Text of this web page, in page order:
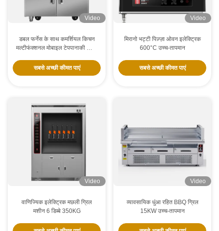
Video
डबल फर्नेस के साथ कमर्शियल किचन
मल्टीफंक्शनल मोबाइल टेपपानाकी ग्रिल
सबसे अच्छी कीमत पाएं
Video
मिरानो भट्टी पिज़्ज़ा ओवन इलेक्ट्रिक
600°C उच्च-तापमान
सबसे अच्छी कीमत पाएं
Video
वाणिज्यिक इलेक्ट्रिक मछली ग्रिल
मशीन 6 डिब्बे 350KG
Video
व्यावसायिक धुंआ रहित BBQ ग्रिल
15KW उच्च-तापमान